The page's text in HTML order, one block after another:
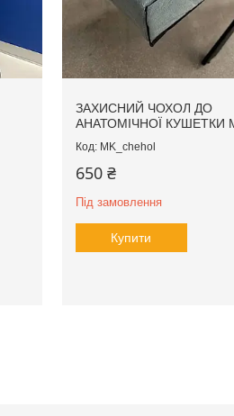
ЗАХИСНИЙ ЧОХОЛ ДО
АНАТОМІЧНОЇ КУШЕТКИ
MK_chehol
650 ₴
Під замовлення
Купити